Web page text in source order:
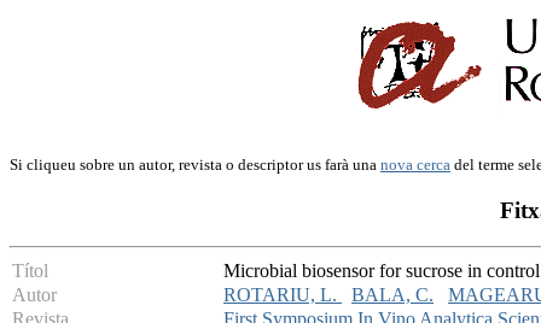
Si cliqueu sobre un autor, revista o descriptor us farà una nova cerca del terme
Títol
Microbial biosensor for sucrose in
Autor
ROTARIU, L. BALA, C.